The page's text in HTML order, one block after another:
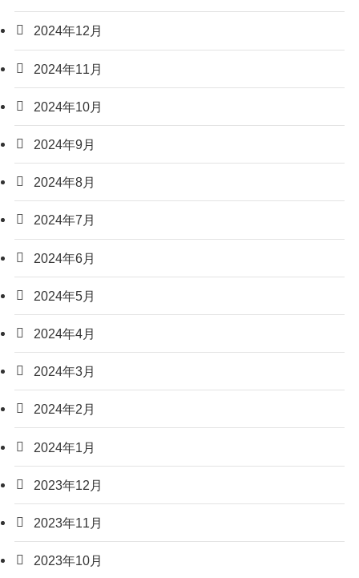
2024年12月
2024年11月
2024年10月
2024年9月
2024年8月
2024年7月
2024年6月
2024年5月
2024年4月
2024年3月
2024年2月
2024年1月
2023年12月
2023年11月
2023年10月